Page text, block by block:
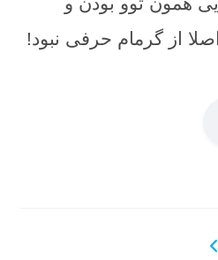
از گرمام حرفی نبود!